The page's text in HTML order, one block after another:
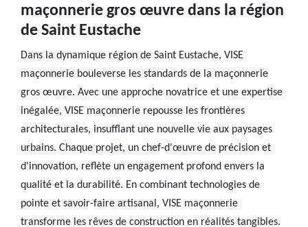
maçonnerie gros œuvre dans la région
de Saint Eustache
Dans la dynamique région de Saint Eustache, VISE
maçonnerie bouleverse les standards de la maçonnerie
gros œuvre. Avec une approche novatrice et une expertise
inégalée, VISE maçonnerie repousse les frontières
architecturales, insufflant une nouvelle vie aux paysages
urbains. Chaque projet, un chef-d'œuvre de précision et
d'innovation, reflète un engagement profond envers la
qualité et la durabilité. En combinant technologies de
pointe et savoir-faire artisanal, VISE maçonnerie
transforme les rêves de construction en réalités tangibles.